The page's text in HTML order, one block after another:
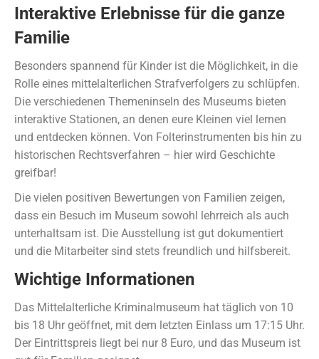
Interaktive Erlebnisse für die ganze
Familie
Besonders spannend für Kinder ist die Möglichkeit, in die
Rolle eines mittelalterlichen Strafverfolgers zu schlüpfen.
Die verschiedenen Themeninseln des Museums bieten
interaktive Stationen, an denen eure Kleinen viel lernen
und entdecken können. Von Folterinstrumenten bis hin zu
historischen Rechtsverfahren – hier wird Geschichte
greifbar!
Die vielen positiven Bewertungen von Familien zeigen,
dass ein Besuch im Museum sowohl lehrreich als auch
unterhaltsam ist. Die Ausstellung ist gut dokumentiert
und die Mitarbeiter sind stets freundlich und hilfsbereit.
Wichtige Informationen
Das Mittelalterliche Kriminalmuseum hat täglich von 10
bis 18 Uhr geöffnet, mit dem letzten Einlass um 17:15 Uhr.
Der Eintrittspreis liegt bei nur 8 Euro, und das Museum ist